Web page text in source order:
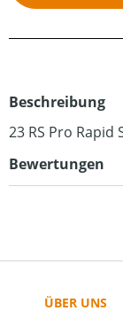
Beschreibung
23 RS Pro Rapid
Bewertungen
ÜBER UNS